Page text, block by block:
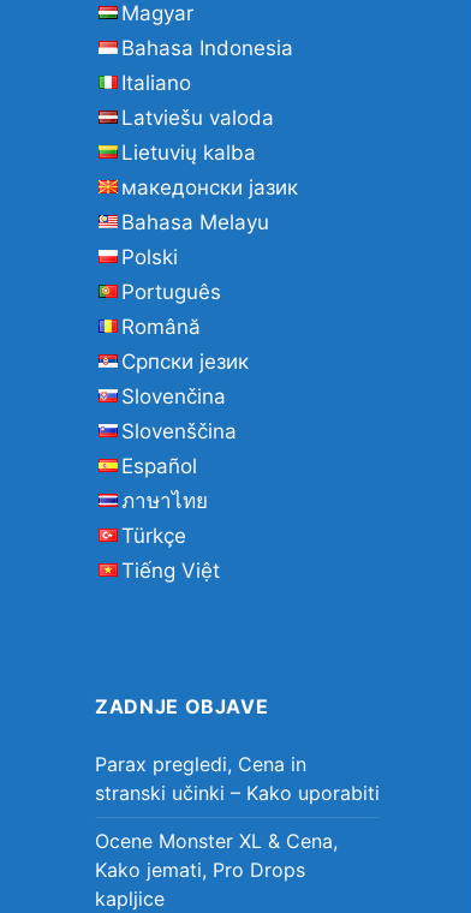
Magyar
Bahasa Indonesia
Italiano
Latviešu valoda
Lietuvių kalba
македонски јазик
Bahasa Melayu
Polski
Português
Română
Cрпски језик
Slovenčina
Slovenščina
Español
ภาษาไทย
Türkçe
Tiếng Việt
ZADNJE OBJAVE
Parax pregledi, Cena in
stranski učinki – Kako uporabiti
Ocene Monster XL & Cena,
Kako jemati, Pro Drops
kapljice